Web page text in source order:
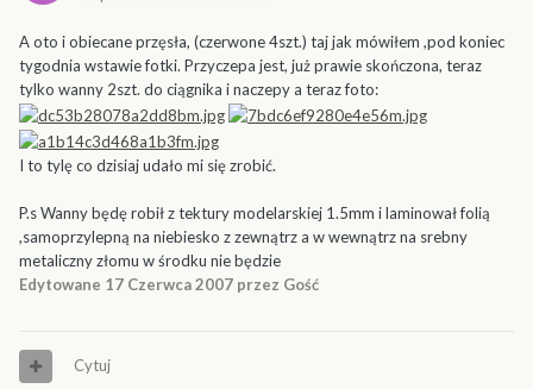
A oto i obiecane przęsła, (czerwone 4szt.) taj jak mówiłem ,pod koniec
tygodnia wstawie fotki. Przyczepa jest, już prawie skończona, teraz
tylko wanny 2szt. do ciągnika i naczepy a teraz foto:
I to tylę co dzisiaj udało mi się zrobić.
P.s Wanny będę robił z tektury modelarskiej 1.5mm i laminował folią
,samoprzylepną na niebiesko z zewnątrz a w wewnątrz na srebny
metaliczny złomu w środku nie będzie
Edytowane 17 Czerwca 2007 przez Gość
Cytuj